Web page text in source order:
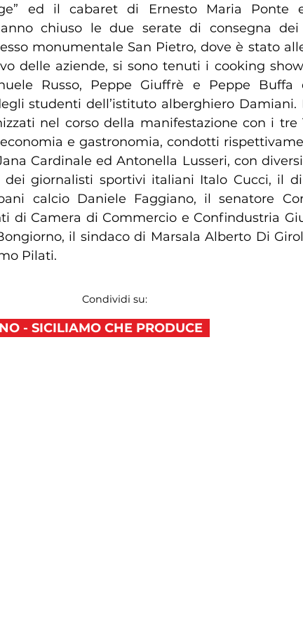
ed il cabaret di Ernesto Maria Ponte
chiuso le due serate di consegna
monumentale San Pietro, dove è stato
delle aziende, si sono tenuti i cooking
Russo, Peppe Giuffrè e Peppe Buffa
studenti dell’istituto alberghiero Damiani.
nel corso della manifestazione con i tre
e gastronomia, condotti
Cardinale ed Antonella Lusseri, con
giornalisti sportivi italiani Italo Cucci, il
calcio Daniele Faggiano, il senatore
di Camera di Commercio e Confindustria
il sindaco di Marsala Alberto Di
Pilati.
Condividi su:
- SICILIAMO CHE PRODUCE